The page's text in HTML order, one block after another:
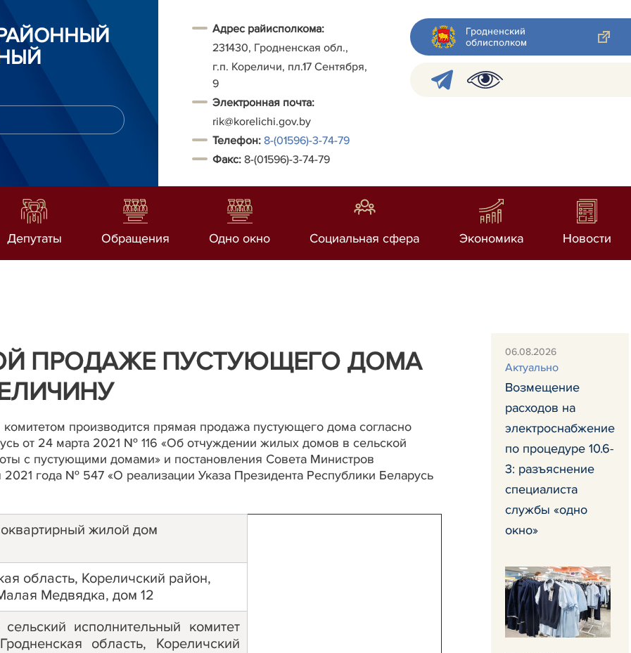
Адрес райисполкома:
231430, Гродненская обл.,
г.п. Кореличи, пл.17 Сентября,
9
Электронная почта:
rik@korelichi.gov.by
Телефон: 8-(01596)-3-74-79
Факс: 8-(01596)-3-74-79
Гродненский
облисполком
Депутаты Обращения Одно окно Социальная сфера Экономика Новости
ПРОДАЖЕ ПУСТУЮЩЕГО ДОМА
производится прямая продажа пустующего дома согласно
от 24 марта 2021 № 116 «Об отчуждении жилых домов в сельской
с пустующими домами» и постановления Совета Министров
2021 года № 547 «О реализации Указа Президента Республики Беларусь
жилой дом
область, Кореличский район,
Медвядка, дом 12
исполнительный комитет
область, Кореличский
06.08.2026
Актуально
Возмещение
расходов на
электроснабжение
по процедуре 10.6-
3: разъяснение
специалиста
службы «одно
окно»